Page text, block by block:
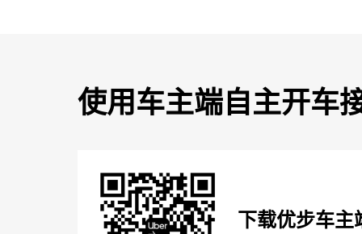
使用车主端自主开车
下载优步车主